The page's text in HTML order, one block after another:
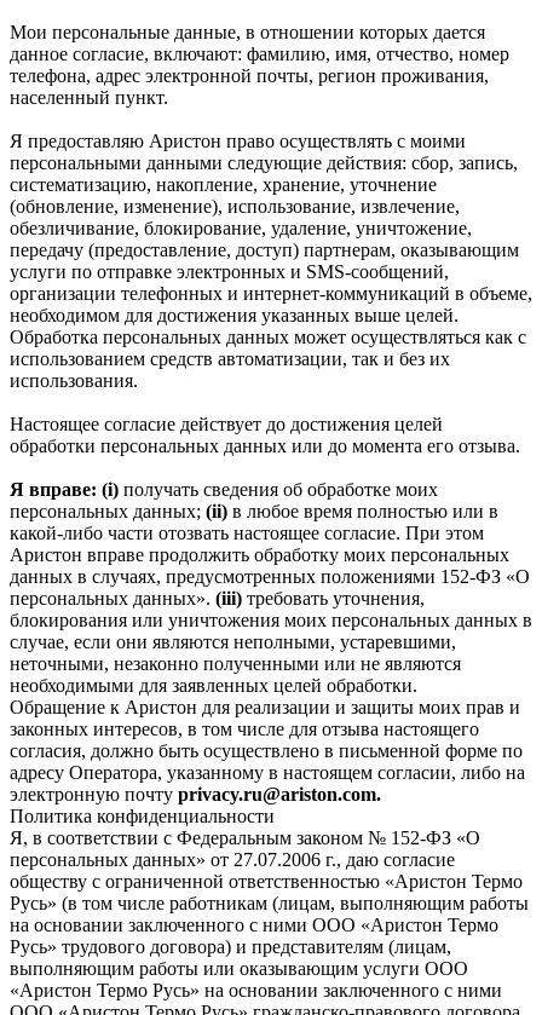
Мои персональные данные, в отношении которых дается
данное согласие, включают: фамилию, имя, отчество, номер
телефона, адрес электронной почты, регион проживания,
населенный пункт.
Я предоставляю Аристон право осуществлять с моими
персональными данными следующие действия: сбор, запись,
систематизацию, накопление, хранение, уточнение
(обновление, изменение), использование, извлечение,
обезличивание, блокирование, удаление, уничтожение,
передачу (предоставление, доступ) партнерам, оказывающим
услуги по отправке электронных и SMS‑сообщений,
организации телефонных и интернет‑коммуникаций в объеме,
необходимом для достижения указанных выше целей.
Обработка персональных данных может осуществляться как с
использованием средств автоматизации, так и без их
использования.
Настоящее согласие действует до достижения целей
обработки персональных данных или до момента его отзыва.
Я вправе: (i) получать сведения об обработке моих
персональных данных; (ii) в любое время полностью или в
какой-либо части отозвать настоящее согласие. При этом
Аристон вправе продолжить обработку моих персональных
данных в случаях, предусмотренных положениями 152-ФЗ «О
персональных данных». (iii) требовать уточнения,
блокирования или уничтожения моих персональных данных в
случае, если они являются неполными, устаревшими,
неточными, незаконно полученными или не являются
необходимыми для заявленных целей обработки.
Обращение к Аристон для реализации и защиты моих прав и
законных интересов, в том числе для отзыва настоящего
согласия, должно быть осуществлено в письменной форме по
адресу Оператора, указанному в настоящем согласии, либо на
электронную почту privacy.ru@ariston.com.
Политика конфиденциальности
Я, в соответствии с Федеральным законом № 152-ФЗ «О
персональных данных» от 27.07.2006 г., даю согласие
обществу с ограниченной ответственностью «Аристон Термо
Русь» (в том числе работникам (лицам, выполняющим работы
на основании заключенного с ними ООО «Аристон Термо
Русь» трудового договора) и представителям (лицам,
выполняющим работы или оказывающим услуги ООО
«Аристон Термо Русь» на основании заключенного с ними